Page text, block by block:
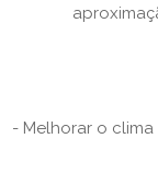
- Melhorar o